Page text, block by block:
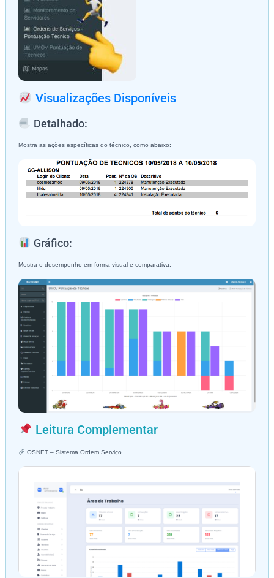
Visualizações Disponíveis
Detalhado:
Mostra as ações específicas do técnico, como abaixo:
Gráfico:
Mostra o desempenho em forma visual e comparativa:
Leitura Complementar
OSNET – Sistema Ordem Serviço